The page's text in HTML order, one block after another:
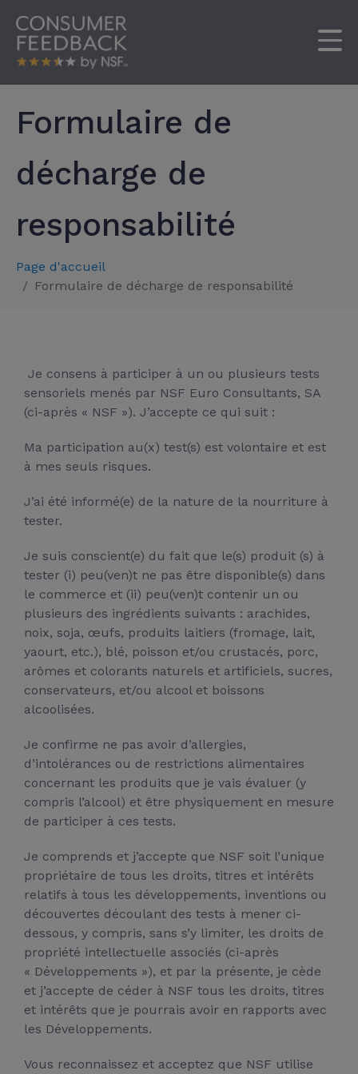
Formulaire de
décharge de
responsabilité
Page d'accueil
Formulaire de décharge de responsabilité
Je consens à participer à un ou plusieurs tests
sensoriels menés par NSF Euro Consultants, SA
(ci-après « NSF »). J’accepte ce qui suit :
Ma participation au(x) test(s) est volontaire et est
à mes seuls risques.
J’ai été informé(e) de la nature de la nourriture à
tester.
Je suis conscient(e) du fait que le(s) produit (s) à
tester (i) peu(ven)t ne pas être disponible(s) dans
le commerce et (ii) peu(ven)t contenir un ou
plusieurs des ingrédients suivants : arachides,
noix, soja, œufs, produits laitiers (fromage, lait,
yaourt, etc.), blé, poisson et/ou crustacés, porc,
arômes et colorants naturels et artificiels, sucres,
conservateurs, et/ou alcool et boissons
alcoolisées.
Je confirme ne pas avoir d’allergies,
d’intolérances ou de restrictions alimentaires
concernant les produits que je vais évaluer (y
compris l’alcool) et être physiquement en mesure
de participer à ces tests.
Je comprends et j’accepte que NSF soit l’unique
propriétaire de tous les droits, titres et intérêts
relatifs à tous les développements, inventions ou
découvertes découlant des tests à mener ci-
dessous, y compris, sans s’y limiter, les droits de
propriété intellectuelle associés (ci-après
« Développements »), et par la présente, je cède
et j’accepte de céder à NSF tous les droits, titres
et intérêts que je pourrais avoir en rapports avec
les Développements.
Vous reconnaissez et acceptez que NSF utilise